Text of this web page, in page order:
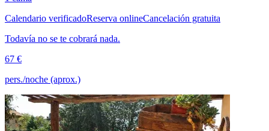
Calendario verificadoReserva onlineCancelación gratuita
Todavía no se te cobrará nada.
67 €
pers./noche (aprox.)